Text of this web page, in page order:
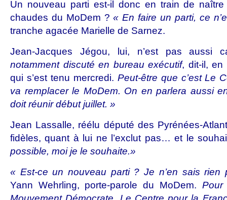
Un nouveau parti est-il donc en train de
chaudes du MoDem ?« En faire un parti, ce
tranche agacée Marielle de Sarnez.
Jean-Jacques Jégou, lui, n’est pas aussi
notamment discuté en bureau exécutif, dit-il, en
qui s’est tenu mercredi. Peut-être que c’est Le
va remplacer le MoDem. On en parlera aussi
doit réunir début juillet. »
Jean Lassalle, réélu député des Pyrénées-
fidèles, quant à lui ne l’exclut pas… et le
possible, moi je le souhaite.»
« Est-ce un nouveau parti ? Je n’en sais rien
Yann Wehrling, porte-parole du MoDem.